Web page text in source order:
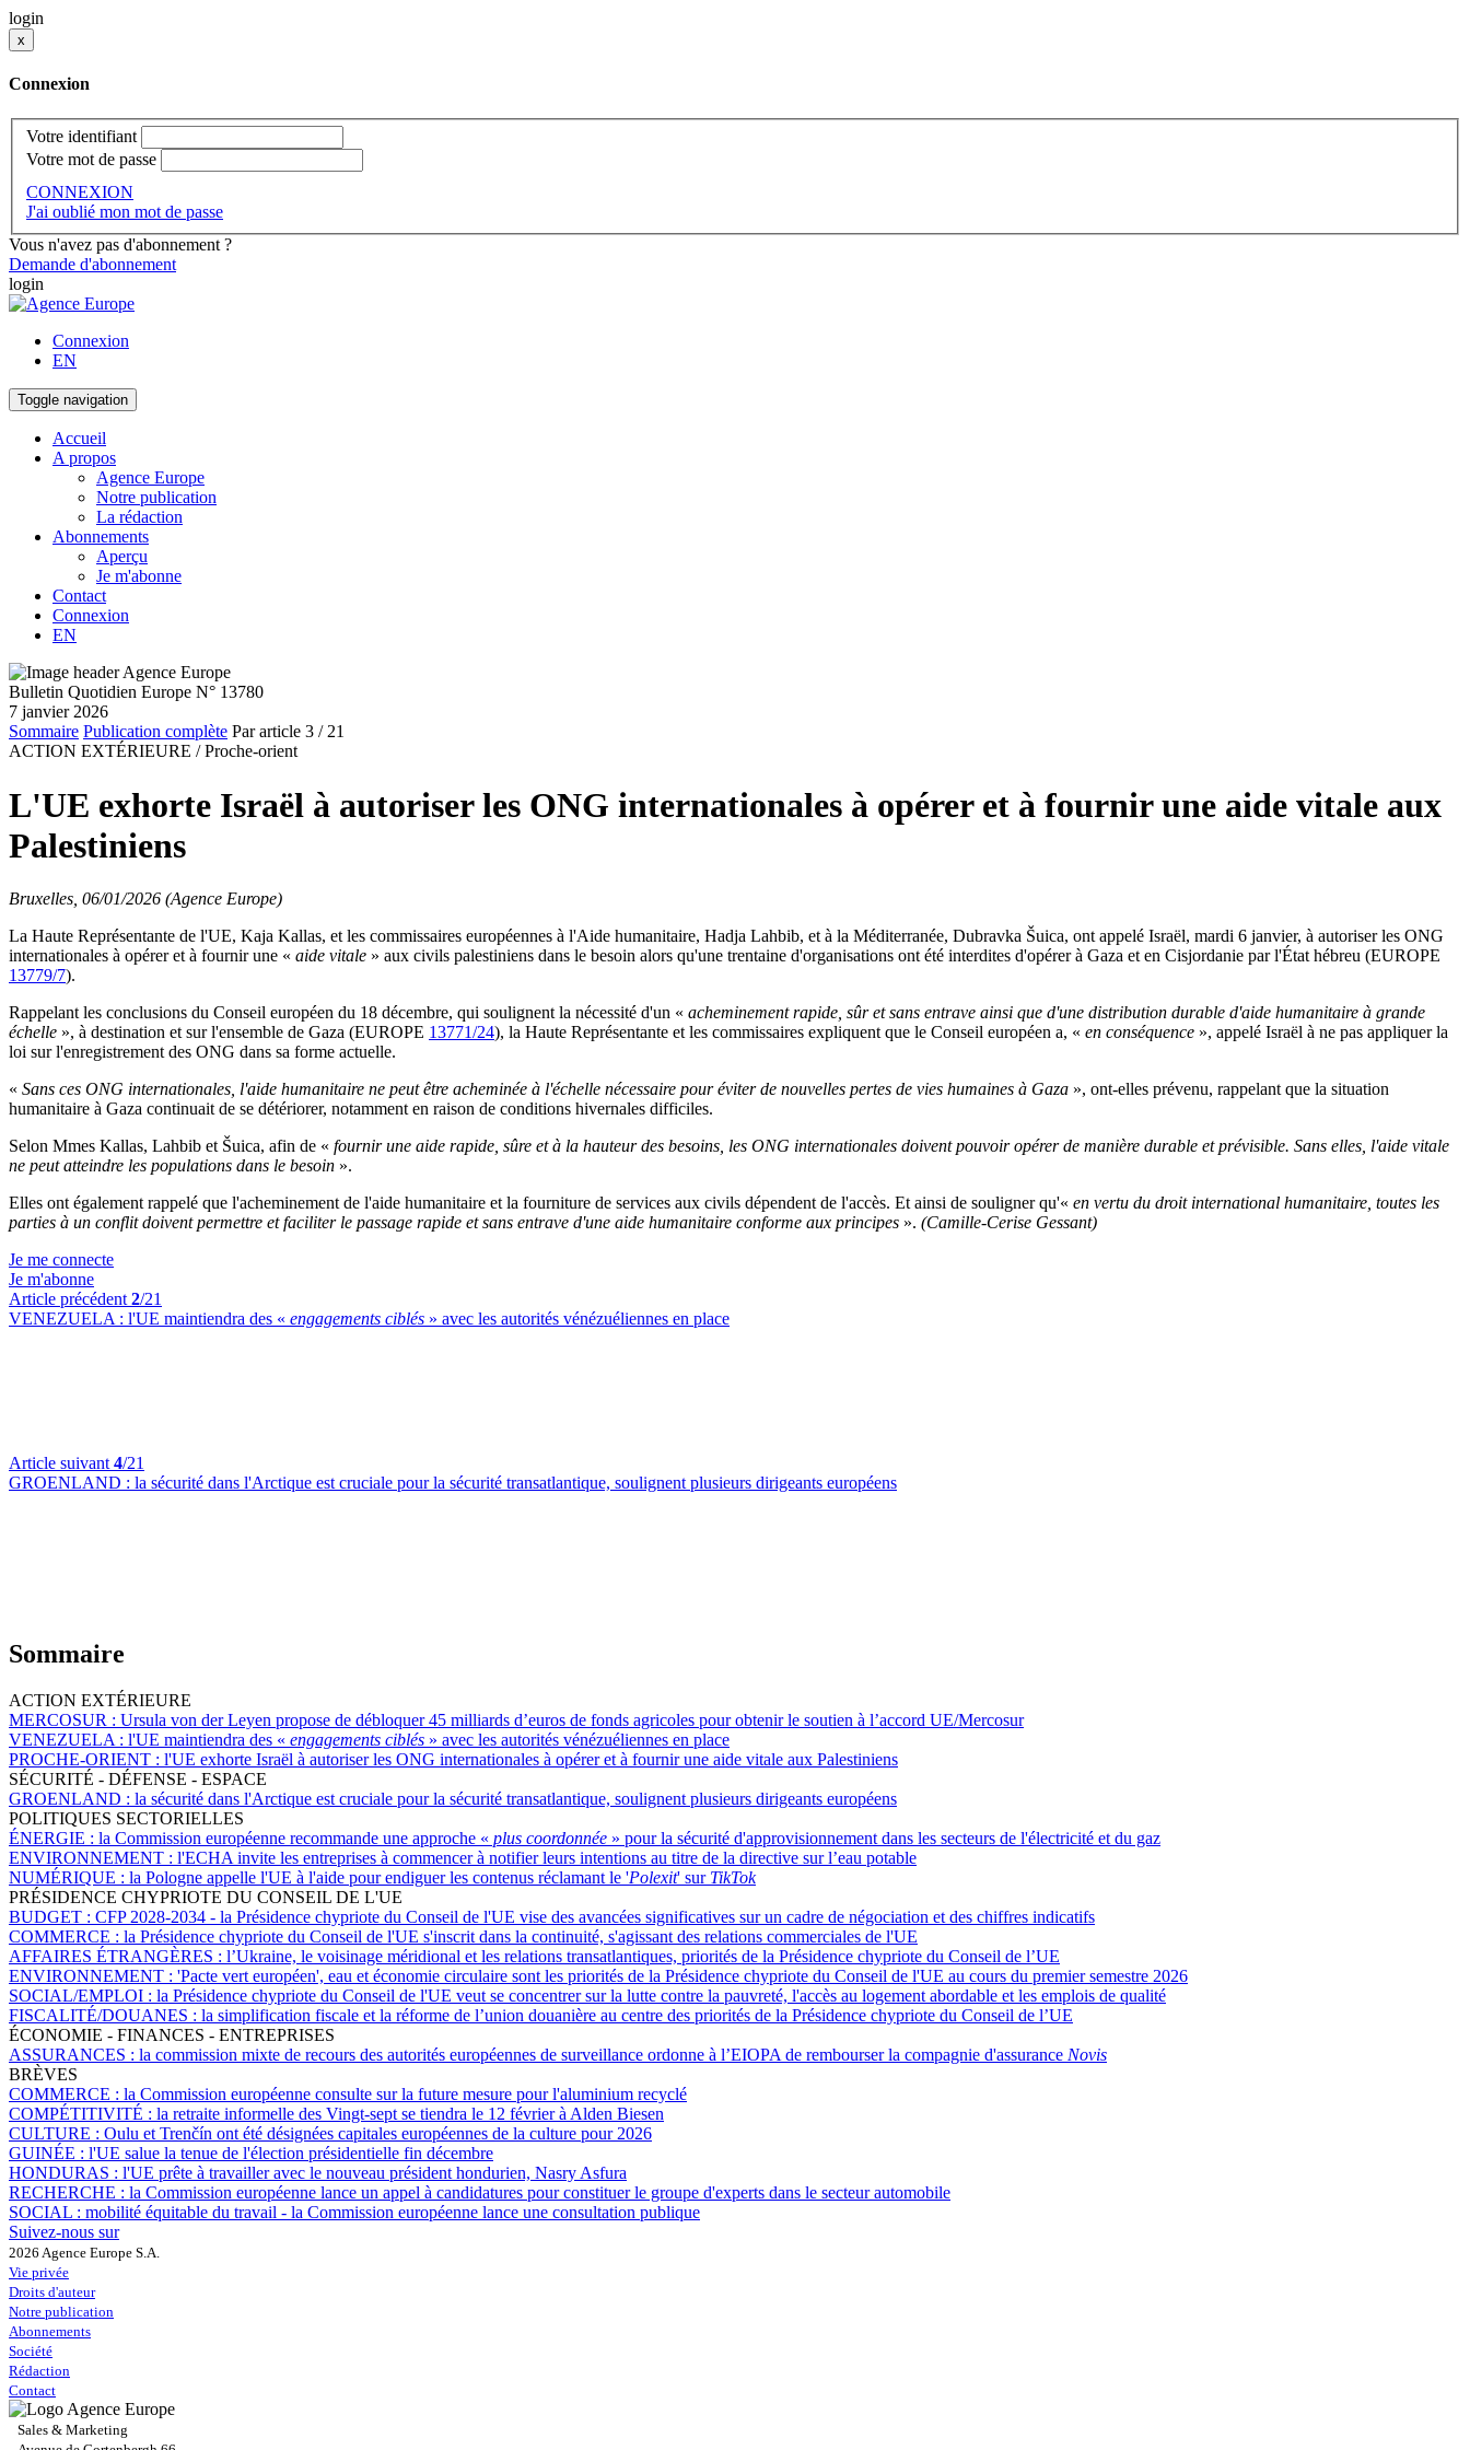
login
x
Connexion
Votre identifiant
Votre mot de passe
CONNEXION
J'ai oublié mon mot de passe
Vous n'avez pas d'abonnement ?
Demande d'abonnement
login
Connexion
EN
Toggle navigation
Accueil
A propos
Agence Europe
Notre publication
La rédaction
Abonnements
Aperçu
Je m'abonne
Contact
Connexion
EN
Bulletin Quotidien Europe N° 13780
7 janvier 2026
Sommaire Publication complète Par article 3 / 21
ACTION EXTÉRIEURE / Proche-orient
L'UE exhorte Israël à autoriser les ONG internationales à opérer et à fournir une aide vitale aux
Palestiniens
Bruxelles, 06/01/2026 (Agence Europe)
La Haute Représentante de l'UE, Kaja Kallas, et les commissaires européennes à l'Aide humanitaire, Hadja Lahbib, et à la Méditerranée, Dubravka Šuica, ont appelé Israël, mardi 6 janvier, à autoriser les ONG
internationales à opérer et à fournir une « aide vitale » aux civils palestiniens dans le besoin alors qu'une trentaine d'organisations ont été interdites d'opérer à Gaza et en Cisjordanie par l'État hébreu (EUROPE
13779/7).
Rappelant les conclusions du Conseil européen du 18 décembre, qui soulignent la nécessité d'un « acheminement rapide, sûr et sans entrave ainsi que d'une distribution durable d'aide humanitaire à grande
échelle », à destination et sur l'ensemble de Gaza (EUROPE 13771/24), la Haute Représentante et les commissaires expliquent que le Conseil européen a, « en conséquence », appelé Israël à ne pas appliquer la
loi sur l'enregistrement des ONG dans sa forme actuelle.
« Sans ces ONG internationales, l'aide humanitaire ne peut être acheminée à l'échelle nécessaire pour éviter de nouvelles pertes de vies humaines à Gaza », ont-elles prévenu, rappelant que la situation
humanitaire à Gaza continuait de se détériorer, notamment en raison de conditions hivernales difficiles.
Selon Mmes Kallas, Lahbib et Šuica, afin de « fournir une aide rapide, sûre et à la hauteur des besoins, les ONG internationales doivent pouvoir opérer de manière durable et prévisible. Sans elles, l'aide vitale
ne peut atteindre les populations dans le besoin ».
Elles ont également rappelé que l'acheminement de l'aide humanitaire et la fourniture de services aux civils dépendent de l'accès. Et ainsi de souligner qu'« en vertu du droit international humanitaire, toutes les
parties à un conflit doivent permettre et faciliter le passage rapide et sans entrave d'une aide humanitaire conforme aux principes ». (Camille-Cerise Gessant)
Je me connecte
Je m'abonne
Article précédent 2/21
VENEZUELA : l'UE maintiendra des « engagements ciblés » avec les autorités vénézuéliennes en place
Article suivant 4/21
GROENLAND : la sécurité dans l'Arctique est cruciale pour la sécurité transatlantique, soulignent plusieurs dirigeants européens
Sommaire
ACTION EXTÉRIEURE
MERCOSUR : Ursula von der Leyen propose de débloquer 45 milliards d’euros de fonds agricoles pour obtenir le soutien à l’accord UE/Mercosur
VENEZUELA : l'UE maintiendra des « engagements ciblés » avec les autorités vénézuéliennes en place
PROCHE-ORIENT : l'UE exhorte Israël à autoriser les ONG internationales à opérer et à fournir une aide vitale aux Palestiniens
SÉCURITÉ - DÉFENSE - ESPACE
GROENLAND : la sécurité dans l'Arctique est cruciale pour la sécurité transatlantique, soulignent plusieurs dirigeants européens
POLITIQUES SECTORIELLES
ÉNERGIE : la Commission européenne recommande une approche « plus coordonnée » pour la sécurité d'approvisionnement dans les secteurs de l'électricité et du gaz
ENVIRONNEMENT : l'ECHA invite les entreprises à commencer à notifier leurs intentions au titre de la directive sur l’eau potable
NUMÉRIQUE : la Pologne appelle l'UE à l'aide pour endiguer les contenus réclamant le 'Polexit' sur TikTok
PRÉSIDENCE CHYPRIOTE DU CONSEIL DE L'UE
BUDGET : CFP 2028-2034 - la Présidence chypriote du Conseil de l'UE vise des avancées significatives sur un cadre de négociation et des chiffres indicatifs
COMMERCE : la Présidence chypriote du Conseil de l'UE s'inscrit dans la continuité, s'agissant des relations commerciales de l'UE
AFFAIRES ÉTRANGÈRES : l’Ukraine, le voisinage méridional et les relations transatlantiques, priorités de la Présidence chypriote du Conseil de l’UE
ENVIRONNEMENT : 'Pacte vert européen', eau et économie circulaire sont les priorités de la Présidence chypriote du Conseil de l'UE au cours du premier semestre 2026
SOCIAL/EMPLOI : la Présidence chypriote du Conseil de l'UE veut se concentrer sur la lutte contre la pauvreté, l'accès au logement abordable et les emplois de qualité
FISCALITÉ/DOUANES : la simplification fiscale et la réforme de l’union douanière au centre des priorités de la Présidence chypriote du Conseil de l’UE
ÉCONOMIE - FINANCES - ENTREPRISES
ASSURANCES : la commission mixte de recours des autorités européennes de surveillance ordonne à l’EIOPA de rembourser la compagnie d'assurance Novis
BRÈVES
COMMERCE : la Commission européenne consulte sur la future mesure pour l'aluminium recyclé
COMPÉTITIVITÉ : la retraite informelle des Vingt-sept se tiendra le 12 février à Alden Biesen
CULTURE : Oulu et Trenčín ont été désignées capitales européennes de la culture pour 2026
GUINÉE : l'UE salue la tenue de l'élection présidentielle fin décembre
HONDURAS : l'UE prête à travailler avec le nouveau président hondurien, Nasry Asfura
RECHERCHE : la Commission européenne lance un appel à candidatures pour constituer le groupe d'experts dans le secteur automobile
SOCIAL : mobilité équitable du travail - la Commission européenne lance une consultation publique
Suivez-nous sur
2026 Agence Europe S.A.
Vie privée
Droits d'auteur
Notre publication
Abonnements
Société
Rédaction
Contact
Sales & Marketing